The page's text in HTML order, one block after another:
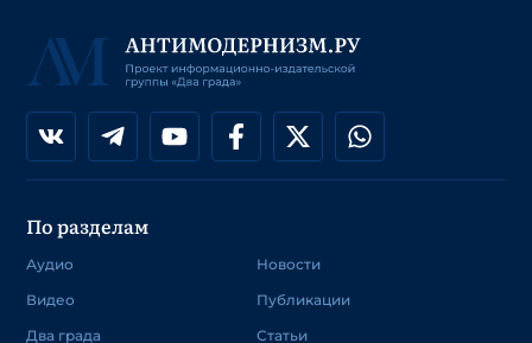
По разделам
Аудио
Видео
Два града
Новости
Публикации
Статьи